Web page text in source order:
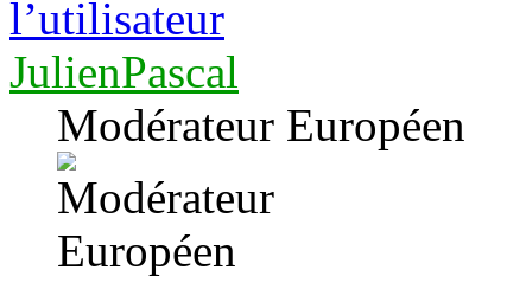
JulienPascal
Modérateur Européen